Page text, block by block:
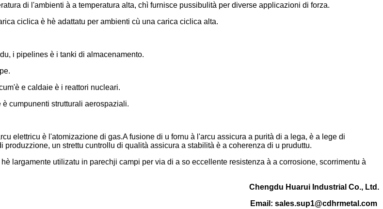
di l'ambienti à a temperatura alta, chì furnisce pussibulità per diverse applicazioni di forza.
ciclica è hè adattatu per ambienti cù una carica ciclica alta.
i pipelines è i tanki di almacenamento.
e caldaie è i reattori nucleari.
cumpunenti strutturali aerospaziali.
elettricu è l'atomizazione di gas.A fusione di u fornu à l'arcu assicura a purità di a lega, è a lege di
un strettu cuntrollu di qualità assicura a stabilità è a coherenza di u pruduttu.
largamente utilizatu in parechji campi per via di a so eccellente resistenza à a corrosione, scorrimentu à
Chengdu Huarui Industrial Co., Ltd.
Email: sales.sup1@cdhrmetal.com